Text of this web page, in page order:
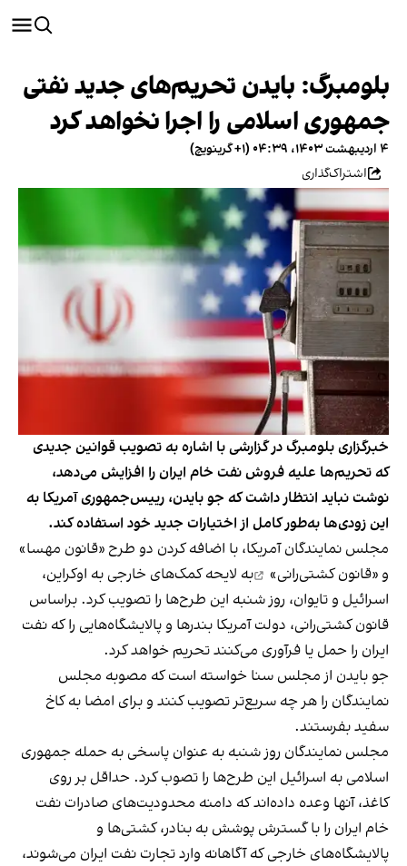
بلومبرگ: بایدن تحریم‌های جدید نفتی
جمهوری اسلامی را اجرا نخواهد کرد
۴ اردیبهشت ۱۴۰۳، ۰۴:۳۹ (‎+۱ گرینویچ)
اشتراک‌گذاری
خبرگزاری بلومبرگ در گزارشی با اشاره به تصویب قوانین جدیدی
که تحریم‌ها علیه فروش نفت خام ایران را افزایش می‌دهد،
نوشت نباید انتظار داشت که جو بایدن، رییس‌جمهوری آمریکا به
این زودی‌ها به‌طور کامل از اختیارات جدید خود استفاده کند.
مجلس نمایندگان آمریکا، با اضافه کردن دو طرح «قانون مهسا»
و «قانون کشتی‌رانی»
به لایحه کمک‌های خارجی به اوکراین،
اسرائیل و تایوان، روز شنبه این طرح‌ها را تصویب کرد. براساس
قانون کشتی‌رانی، دولت آمریکا بندرها و پالایشگاه‌هایی را که نفت
ایران را حمل یا فرآوری می‌کنند تحریم خواهد کرد.
جو بایدن از مجلس سنا خواسته است که مصوبه مجلس
نمایندگان را هر چه سریع‌تر تصویب کنند و برای امضا به کاخ
سفید بفرستند.
مجلس نمایندگان روز شنبه به عنوان پاسخی به حمله جمهوری
اسلامی به اسرائیل این طرح‌ها را تصوب کرد. حداقل بر روی
کاغذ، آنها وعده داده‌اند که دامنه محدودیت‌های صادرات نفت
خام ایران را با گسترش پوشش به بنادر، کشتی‌ها و
پالایشگاه‌های خارجی که آگاهانه وارد تجارت نفت ایران می‌شوند،